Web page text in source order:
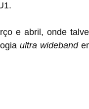
e abril, onde
ultra wideband